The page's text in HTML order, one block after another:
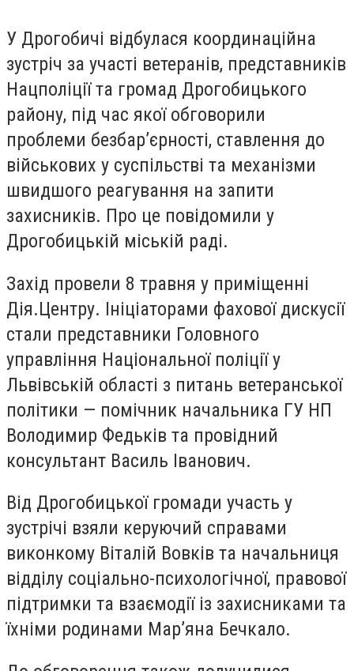
У Дрогобичі відбулася координаційна
зустріч за участі ветеранів, представників
Нацполіції та громад Дрогобицького
району, під час якої обговорили
проблеми безбар’єрності, ставлення до
військових у суспільстві та механізми
швидшого реагування на запити
захисників. Про це повідомили у
Дрогобицькій міській раді.
Захід провели 8 травня у приміщенні
Дія.Центру. Ініціаторами фахової дискусії
стали представники Головного
управління Національної поліції у
Львівській області з питань ветеранської
політики — помічник начальника ГУ НП
Володимир Федьків та провідний
консультант Василь Іванович.
Від Дрогобицької громади участь у
зустрічі взяли керуючий справами
виконкому Віталій Вовків та начальниця
відділу соціально-психологічної, правової
підтримки та взаємодії із захисниками та
їхніми родинами Мар’яна Бечкало.